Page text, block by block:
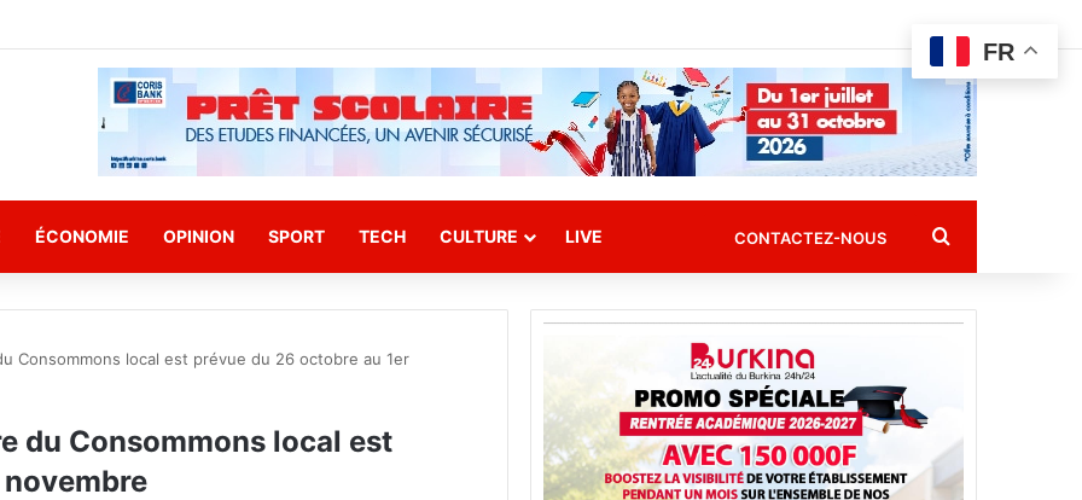
ÉCONOMIE OPINION SPORT TECH CULTURE LIVE CONTACTEZ-NOUS Rechercher
Consommons local est prévue du 26 octobre au 1er
du Consommons local est
FR